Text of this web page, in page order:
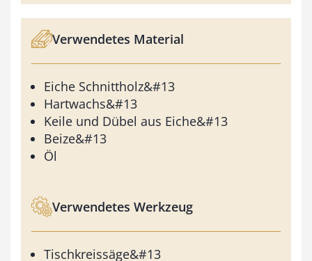
Verwendetes Material
Eiche Schnittholz&#13
Hartwachs&#13
Keile und Dübel aus Eiche&#13
Beize&#13
Öl
Verwendetes Werkzeug
Tischkreissäge&#13